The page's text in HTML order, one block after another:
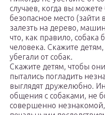
случаев, когда вы можете
безопасное место (зайти
залезть на дерево,
что, как правило, собака
человека. Скажите
убегали от собак.
Скажите детям, чтобы
пытались погладить
выглядят дружелюбно.
общения с собаками, не
совершенно незнакомой,